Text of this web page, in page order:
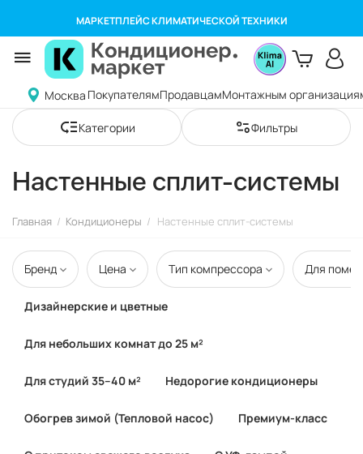
МАРКЕТПЛЕЙС КЛИМАТИЧЕСКОЙ ТЕХНИКИ
Москва ПокупателямПродавцамМонтажным
Категории Фильтры
Настенные сплит-системы
Главная / Кондиционеры / Настенные сплит-системы
Бренд Цена Тип компрессора Для
Дизайнерские и цветные
Для небольших комнат до 25 м²
Для студий 35–40 м² Недорогие кондиционеры
Обогрев зимой (Тепловой насос) Премиум-класс